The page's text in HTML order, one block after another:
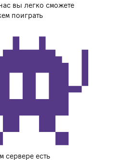
вы легко сможете
поиграть
сервере есть